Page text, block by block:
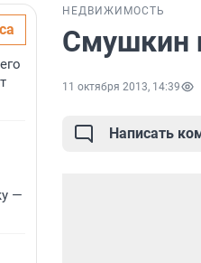
—
НЕДВИЖИМОСТЬ
Смушкин
11 октября 2013, 14:39
Написать